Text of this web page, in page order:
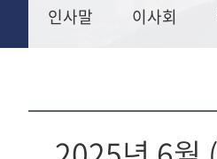
인사말 이사회